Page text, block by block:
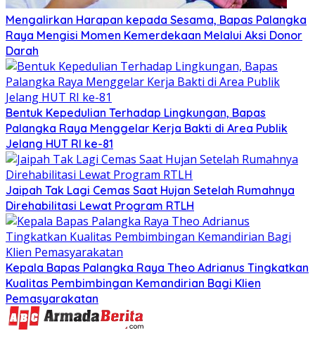
Mengalirkan Harapan kepada Sesama, Bapas Palangka
Raya Mengisi Momen Kemerdekaan Melalui Aksi Donor
Darah
Bentuk Kepedulian Terhadap Lingkungan, Bapas
Palangka Raya Menggelar Kerja Bakti di Area Publik
Jelang HUT RI ke-81
Jaipah Tak Lagi Cemas Saat Hujan Setelah Rumahnya
Direhabilitasi Lewat Program RTLH
Kepala Bapas Palangka Raya Theo Adrianus Tingkatkan
Kualitas Pembimbingan Kemandirian Bagi Klien
Pemasyarakatan